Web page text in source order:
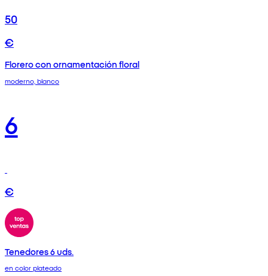
50
€
Florero con ornamentación floral
moderno, blanco
6
€
Tenedores 6 uds.
en color plateado